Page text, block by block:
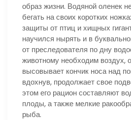
образ жизни. Водяной оленек
бегать на своих коротких
защиты от птиц и хищных
научился нырять и в
от преследователя по дну
животному необходим воздух,
высовывает кончик носа над
вдохнув, продолжает свое
этом его рацион составляют
плоды, а также мелкие
рыба.